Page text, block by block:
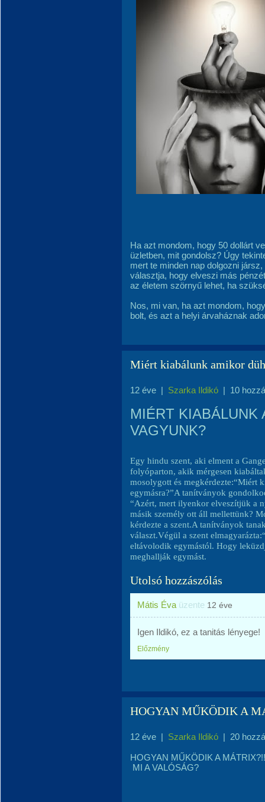
Ha azt mondom, hogy 50 dollárt
üzletben, mit gondolsz? Úgy
mert te minden nap dolgozni
választja, hogy elveszi más
az életem szörnyű lehet, ha
Nos, mi van, ha azt mondom,
bolt, és azt a helyi árvaháznak
Miért kiabálunk amikor
12 éve | Szarka Ildikó | 10
MIÉRT KIABÁLUNK
VAGYUNK?
Egy hindu szent, aki elment a
folyóparton, akik mérgesen
mosolygott és megkérdezte:“Miért
egymásra?”A tanítványok
“Azért, mert ilyenkor elveszítjük a
másik személy ott áll mellettünk?
kérdezte a szent.A tanítványok
választ.Végül a szent
eltávolodik egymástól. Hogy
meghallják egymást.
Utolsó hozzászólás
Mátis Éva üzente 12 éve
Igen Ildikó, ez a tanitás lényege!
Előzmény
HOGYAN MŰKÖDIK A
12 éve | Szarka Ildikó | 20
HOGYAN MŰKÖDIK A MÁTRIX?!!
MI A VALÓSÁG?